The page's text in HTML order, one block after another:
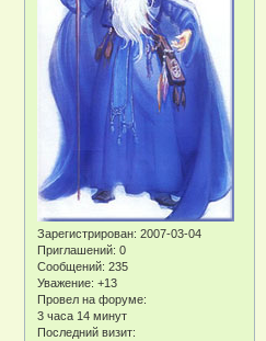
Зарегистрирован: 2007-03-04
Приглашений: 0
Сообщений: 235
Уважение: +13
Провел на форуме:
3 часа 14 минут
Последний визит: